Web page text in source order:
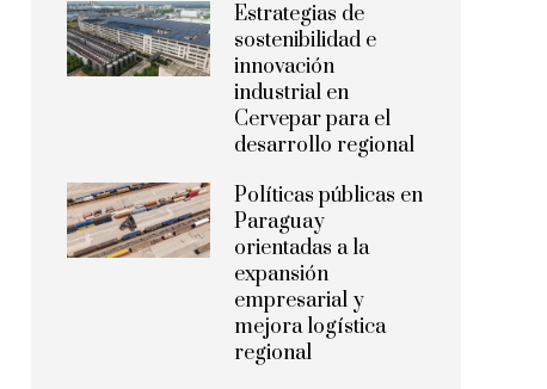
Estrategias de
sostenibilidad e
innovación
industrial en
Cervepar para el
desarrollo regional
Políticas públicas en
Paraguay
orientadas a la
expansión
empresarial y
mejora logística
regional